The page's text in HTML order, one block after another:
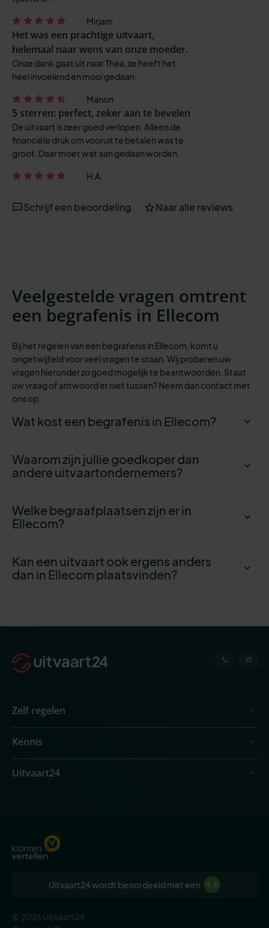
Mirjam
Het was een prachtige uitvaart,
helemaal naar wens van onze moeder.
Onze dank gaat uit naar Thea, ze heeft het
heel invoelend en mooi gedaan.
Manon
5 sterren: perfect, zeker aan te bevelen
De uitvaart is zeer goed verlopen. Alleen de
financiële druk om vooruit te betalen was te
groot. Daar moet wat aan gedaan worden.
H.A.
Schrijf een beoordeling Naar alle reviews
Veelgestelde vragen omtrent
een begrafenis in Ellecom
Bij het regelen van een begrafenis in Ellecom, komt u
ongetwijfeld voor veel vragen te staan. Wij proberen uw
vragen hieronder zo goed mogelijk te beantwoorden. Staat
uw vraag of antwoord er niet tussen? Neem dan contact met
ons op.
Wat kost een begrafenis in Ellecom?
Waarom zijn jullie goedkoper dan
andere uitvaartondernemers?
Welke begraafplaatsen zijn er in
Ellecom?
Kan een uitvaart ook ergens anders
dan in Ellecom plaatsvinden?
Zelf regelen
Kennis
Uitvaart24
Uitvaart24 wordt beoordeeld met een 9,6
© 2026 Uitvaart24